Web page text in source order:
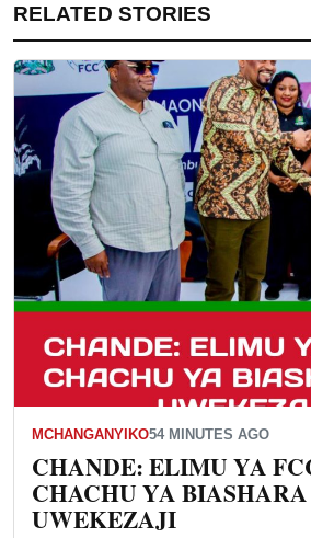
RELATED STORIES
MCHANGANYIKO54 MINUTES AGO
CHANDE: ELIMU YA
CHACHU YA
UWEKEZAJI